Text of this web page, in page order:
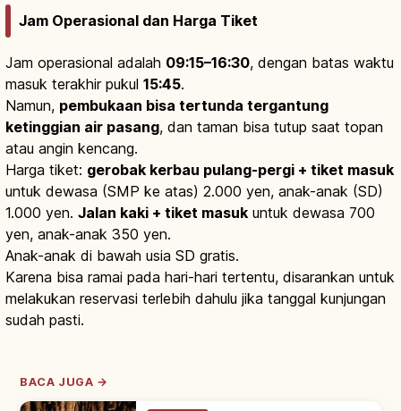
Jam Operasional dan Harga Tiket
Jam operasional adalah 09:15–16:30, dengan batas waktu
masuk terakhir pukul 15:45.
Namun, pembukaan bisa tertunda tergantung
ketinggian air pasang, dan taman bisa tutup saat topan
atau angin kencang.
Harga tiket: gerobak kerbau pulang-pergi + tiket masuk
untuk dewasa (SMP ke atas) 2.000 yen, anak-anak (SD)
1.000 yen. Jalan kaki + tiket masuk untuk dewasa 700
yen, anak-anak 350 yen.
Anak-anak di bawah usia SD gratis.
Karena bisa ramai pada hari-hari tertentu, disarankan untuk
melakukan reservasi terlebih dahulu jika tanggal kunjungan
sudah pasti.
BACA JUGA →